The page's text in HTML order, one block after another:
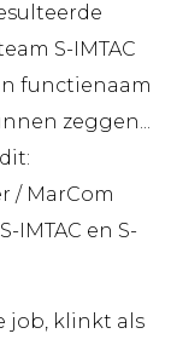
S-IMTAC
functienaam
zeggen...
/ MarCom
IMTAC en S-
job, klinkt als